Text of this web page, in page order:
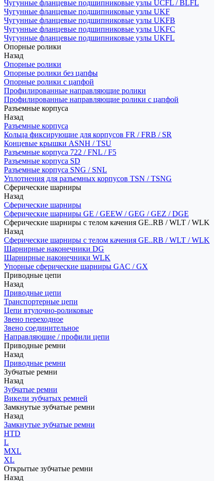
Чугунные фланцевые подшипниковые узлы UCFL / BLFL
Чугунные фланцевые подшипниковые узлы UKF
Чугунные фланцевые подшипниковые узлы UKFB
Чугунные фланцевые подшипниковые узлы UKFC
Чугунные фланцевые подшипниковые узлы UKFL
Опорные ролики
Назад
Опорные ролики
Опорные ролики без цапфы
Опорные ролики с цапфой
Профилированные направляющие ролики
Профилированные направляющие ролики с цапфой
Разъемные корпуса
Назад
Разъемные корпуса
Кольца фиксирующие для корпусов FR / FRB / SR
Концевые крышки ASNH / TSU
Разъемные корпуса 722 / FNL / F5
Разъемные корпуса SD
Разъемные корпуса SNG / SNL
Уплотнения для разъемных корпусов TSN / TSNG
Сферические шарниры
Назад
Сферические шарниры
Сферические шарниры GE / GEEW / GEG / GEZ / DGE
Сферические шарниры с телом качения GE..RB / WLT / WLK
Назад
Сферические шарниры с телом качения GE..RB / WLT / WLK
Шарнирные наконечники DG
Шарнирные наконечники WLK
Упорные сферические шарниры GAC / GX
Приводные цепи
Назад
Приводные цепи
Транспортерные цепи
Цепи втулочно-роликовые
Звено переходное
Звено соединительное
Направляющие / профили цепи
Приводные ремни
Назад
Приводные ремни
Зубчатые ремни
Назад
Зубчатые ремни
Викели зубчатых ремней
Замкнутые зубчатые ремни
Назад
Замкнутые зубчатые ремни
HTD
L
MXL
XL
Открытые зубчатые ремни
Назад